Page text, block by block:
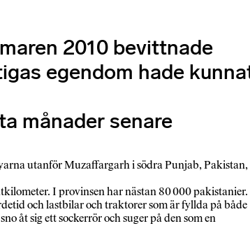
2010 bevittnade
egendom hade
månader senare
utanför Muzaffargarh i södra Punjab, Pakistan,
I provinsen har nästan 80 000 pakistanier.
och lastbilar och traktorer som är fyllda på både
åt sig ett sockerrör och suger på den som en